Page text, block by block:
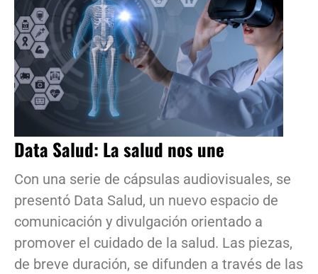
Data Salud: La salud nos une
Con una serie de cápsulas audiovisuales, se
presentó Data Salud, un nuevo espacio de
comunicación y divulgación orientado a
promover el cuidado de la salud. Las piezas,
de breve duración, se difunden a través de las